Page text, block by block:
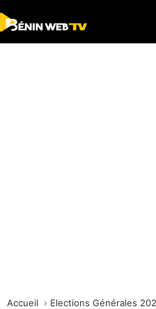
Accueil
Elections Générales